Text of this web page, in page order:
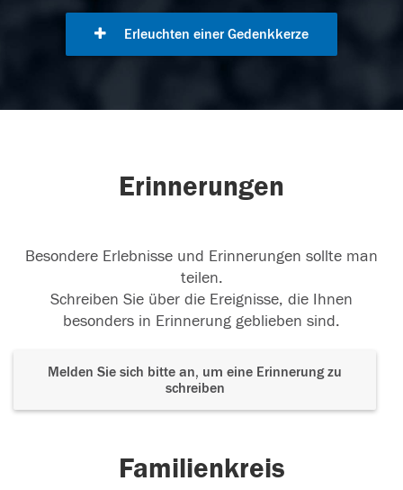
Erleuchten einer Gedenkkerze
Erinnerungen
Besondere Erlebnisse und Erinnerungen sollte man
teilen.
Schreiben Sie über die Ereignisse, die Ihnen
besonders in Erinnerung geblieben sind.
Melden Sie sich bitte an, um eine Erinnerung zu
schreiben
Familienkreis